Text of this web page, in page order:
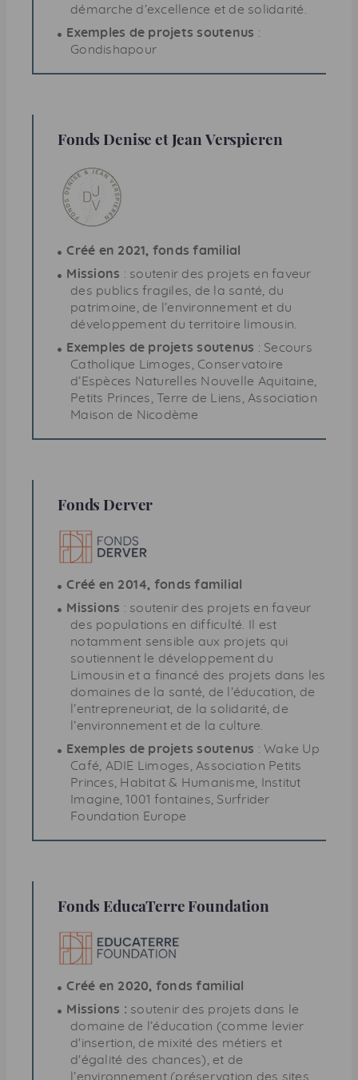
démarche d’excellence et de solidarité.
Exemples de projets soutenus :
Gondishapour
Fonds Denise et Jean Verspieren
Créé en 2021, fonds familial
Missions : soutenir des projets en faveur
des publics fragiles, de la santé, du
patrimoine, de l’environnement et du
développement du territoire limousin.
Exemples de projets soutenus : Secours
Catholique Limoges, Conservatoire
d’Espèces Naturelles Nouvelle Aquitaine,
Petits Princes, Terre de Liens, Association
Maison de Nicodème
Fonds Derver
Créé en 2014, fonds familial
Missions : soutenir des projets en faveur
des populations en difficulté. Il est
notamment sensible aux projets qui
soutiennent le développement du
Limousin et a financé des projets dans les
domaines de la santé, de l’éducation, de
l’entrepreneuriat, de la solidarité, de
l’environnement et de la culture.
Exemples de projets soutenus : Wake Up
Café, ADIE Limoges, Association Petits
Princes, Habitat & Humanisme, Institut
Imagine, 1001 fontaines, Surfrider
Foundation Europe
Fonds EducaTerreFoundation
Créé en 2020, fonds familial
Missions : soutenir des projets dans le
domaine de l’éducation (comme levier
d'insertion, de mixité des métiers et
d'égalité des chances), et de
l’environnement (préservation des sites